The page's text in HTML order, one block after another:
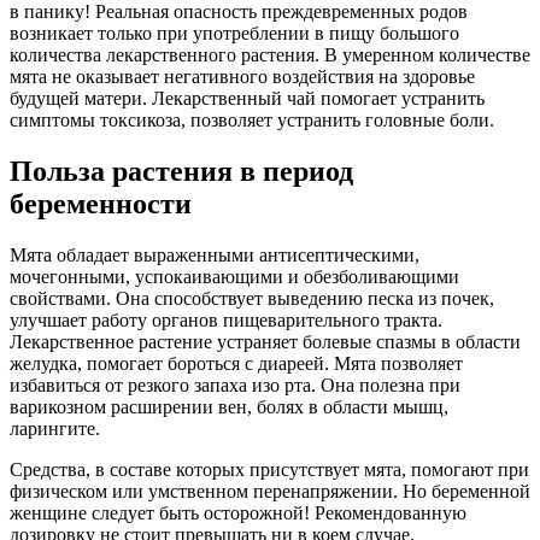
в панику! Реальная опасность преждевременных родов
возникает только при употреблении в пищу большого
количества лекарственного растения. В умеренном количестве
мята не оказывает негативного воздействия на здоровье
будущей матери. Лекарственный чай помогает устранить
симптомы токсикоза, позволяет устранить головные боли.
Польза растения в период
беременности
Мята обладает выраженными антисептическими,
мочегонными, успокаивающими и обезболивающими
свойствами. Она способствует выведению песка из почек,
улучшает работу органов пищеварительного тракта.
Лекарственное растение устраняет болевые спазмы в области
желудка, помогает бороться с диареей. Мята позволяет
избавиться от резкого запаха изо рта. Она полезна при
варикозном расширении вен, болях в области мышц,
ларингите.
Средства, в составе которых присутствует мята, помогают при
физическом или умственном перенапряжении. Но беременной
женщине следует быть осторожной! Рекомендованную
дозировку не стоит превышать ни в коем случае.